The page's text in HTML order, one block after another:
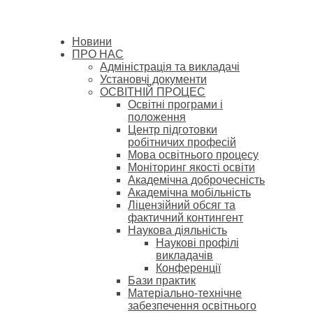
Новини
ПРО НАС
Адміністрація та викладачі
Установчі документи
ОСВІТНІЙ ПРОЦЕС
Освітні програми і
положення
Центр підготовки
робітничих професій
Мова освітнього процесу
Моніторинг якості освіти
Академічна доброчесність
Академічна мобільність
Ліцензійний обсяг та
фактичний контингент
Наукова діяльність
Наукові профілі
викладачів
Конференції
Бази практик
Матеріально-технічне
забезпечення освітнього